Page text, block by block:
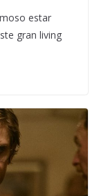
estar
gran living